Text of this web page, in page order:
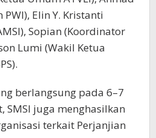
Elin Y. Kristanti
Sopian (Koordinator
Lumi (Wakil Ketua
berlangsung pada 6–7
SMSI juga menghasilkan
terkait Perjanjian